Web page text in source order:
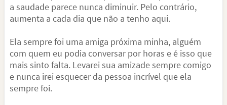
a saudade parece nunca diminuir. Pelo contrário,
aumenta a cada dia que não a tenho aqui.
Ela sempre foi uma amiga próxima minha, alguém
com quem eu podia conversar por horas e é isso que
mais sinto falta. Levarei sua amizade sempre comigo
e nunca irei esquecer da pessoa incrível que ela
sempre foi.